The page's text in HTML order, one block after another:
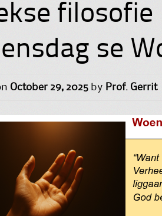
filosofie
se
October 29, 2025 by Prof. Gerrit